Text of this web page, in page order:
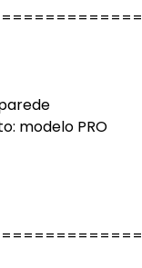
modelo PRO